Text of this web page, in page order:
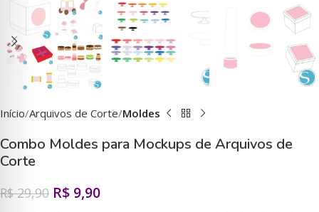
Início Arquivos de Corte Moldes
Combo Moldes para Mockups de Arquivos de
Corte
R$29,90 R$ 9,90